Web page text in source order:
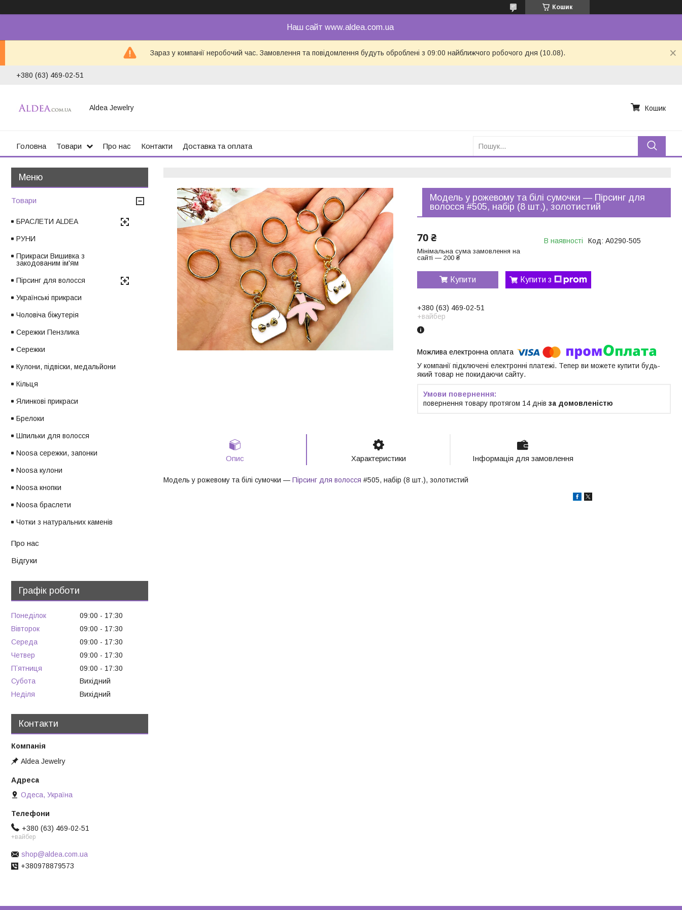
Кошик
Наш сайт www.aldea.com.ua
Зараз у компанії неробочий час. Замовлення та повідомлення будуть оброблені з 09:00 найближчого робочого дня (10.08).
+380 (63) 469-02-51
Aldea Jewelry Кошик
Головна Товари Про нас Контакти Доставка та оплата
Модель у рожевому та білі сумочки — Пірсинг для
волосся #505, набір (8 шт.), золотистий
70 ₴
Мінімальна сума замовлення на
сайті — 200 ₴
В наявності Код: A0290-505
Купити Купити з
+380 (63) 469-02-51
+вайбер
У компанії підключені електронні платежі. Тепер ви можете купити будь-
який товар не покидаючи сайту.
повернення товару протягом 14 днів за домовленістю
Опис Характеристики Інформація для замовлення
Модель у рожевому та білі сумочки — Пірсинг для волосся #505, набір (8 шт.), золотистий
Товари
БРАСЛЕТИ ALDEA
РУНИ
Прикраси Вишивка з
закодованим ім'ям
Пірсинг для волосся
Українські прикраси
Чоловіча біжутерія
Сережки Пензлика
Сережки
Кулони, підвіски, медальйони
Кільця
Ялинкові прикраси
Брелоки
Шпильки для волосся
Noosa сережки, запонки
Noosa кулони
Noosa кнопки
Noosa браслети
Чотки з натуральних каменів
Про нас
Відгуки
Графік роботи
Понеділок 09:00
17:30
Вівторок
09:00
17:30
Середа
09:00
17:30
Четвер
09:00
17:30
Пʼятниця
09:00
17:30
Субота
Вихідний
Неділя
Вихідний
Контакти
Aldea Jewelry
Одеса, Україна
+380 (63) 469-02-51
+вайбер
shop@aldea.com.ua
+380978879573